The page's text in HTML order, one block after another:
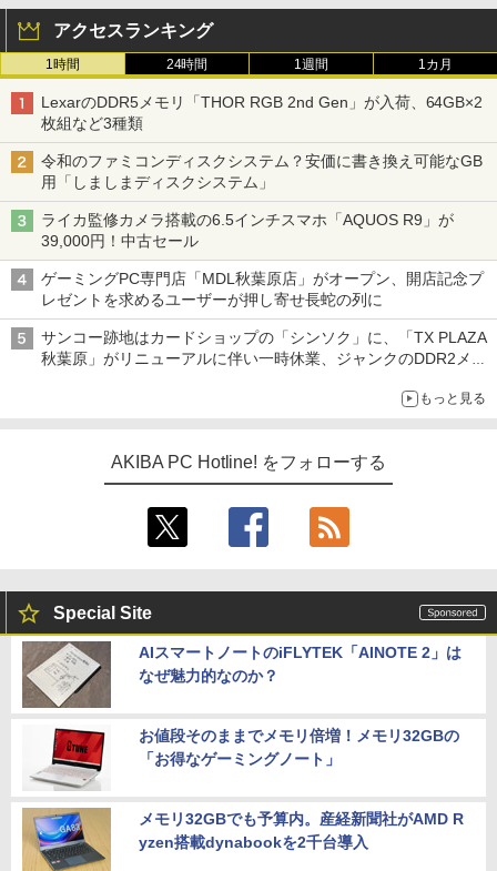
アクセスランキング
1時間 24時間 1週間 1カ月
LexarのDDR5メモリ「THOR RGB 2nd Gen」が入荷、64GB×2
枚組など3種類
令和のファミコンディスクシステム？安価に書き換え可能なGB
用「しましまディスクシステム」
ライカ監修カメラ搭載の6.5インチスマホ「AQUOS R9」が
39,000円！中古セール
ゲーミングPC専門店「MDL秋葉原店」がオープン、開店記念プ
レゼントを求めるユーザーが押し寄せ長蛇の列に
サンコー跡地はカードショップの「シンソク」に、「TX PLAZA
秋葉原」がリニューアルに伴い一時休業、ジャンクのDDR2メモ
もっと見る
AKIBA PC Hotline! をフォローする
Special Site
AIスマートノートのiFLYTEK「AINOTE 2」は
なぜ魅力的なのか？
お値段そのままでメモリ倍増！メモリ32GBの
「お得なゲーミングノート」
メモリ32GBでも予算内。産経新聞社がAMD R
yzen搭載dynabookを2千台導入